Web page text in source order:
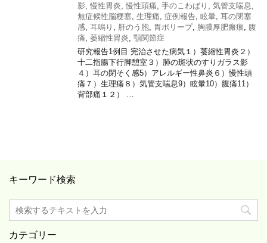
影 慢性胃炎 慢性頭痛 手のこわばり 気管支喘息
無症候性脳梗塞 生理痛 症例報告 眩暈 耳の閉塞
感 耳鳴り 肝のう胞 胃ポリープ, 胸膜厚肥瘢痕
腹
痛 萎縮性胃炎 顎関節症
研究報告1例目 完治させた病気１）萎縮性胃炎２）
十二指腸下行脚憩室３）肺の斑状のすりガラス影
４）耳の閉そく感5）アレルギー性鼻炎６）慢性頭
痛７）生理痛８）気管支喘息9）眩暈10）腹痛11）
背部痛１２） …
キーワード検索
カテゴリー